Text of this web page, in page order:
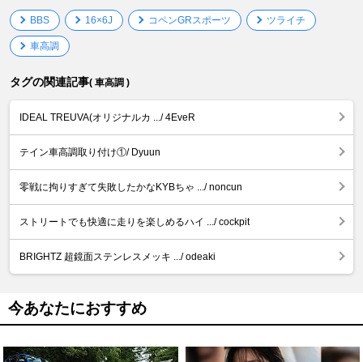
BBS 16×6J コペンGRスポーツ ツライチ
車高調
タグの関連記事( 車高調 )
IDEAL TREUVA(オリジナルカ .../ 4EveR
テイン車高調取り付け①/ Dyuun
零戦に拘りすぎて失敗したかなKYBちゃ .../ noncun
ストリートでも快適に走りを楽しめるハイ .../ cockpit
BRIGHTZ 超鏡面ステンレスメッキ .../ odeaki
今あなたにおすすめ